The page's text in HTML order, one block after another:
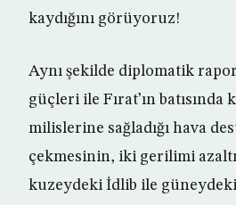
kaydığını görüyoruz!
Aynı şekilde diplomatik
güçleri ile Fırat’ın batısında
milislerine sağladığı hava
çekmesinin, iki gerilimi
kuzeydeki İdlib ile